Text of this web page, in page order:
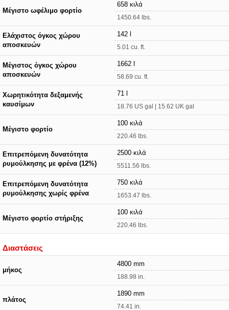
Μέγιστο ωφέλιμο φορτίο
658 κιλά
1450.64 lbs.
Ελάχιστος όγκος χώρου
αποσκευών
142 l
5.01 cu. ft.
Μέγιστος όγκος χώρου
αποσκευών
1662 l
58.69 cu. ft.
Χωρητικότητα δεξαμενής
καυσίμων
71 l
18.76 US gal | 15.62 UK gal
Μέγιστο φορτίο
100 κιλά
220.46 lbs.
Επιτρεπόμενη δυνατότητα
ρυμούλκησης με φρένα (12%)
2500 κιλά
5511.56 lbs.
Επιτρεπόμενη δυνατότητα
ρυμούλκησης χωρίς φρένα
750 κιλά
1653.47 lbs.
Μέγιστο φορτίο στήριξης
100 κιλά
220.46 lbs.
Διαστάσεις
μήκος
4800 mm
188.98 in.
πλάτος
1890 mm
74.41 in.